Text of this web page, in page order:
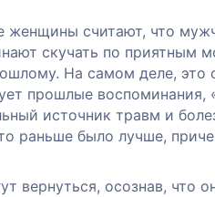
женщины считают, что
скучать по приятным
На самом деле, это
прошлые воспоминания,
источник травм и
раньше было лучше,
вернуться, осознав, что